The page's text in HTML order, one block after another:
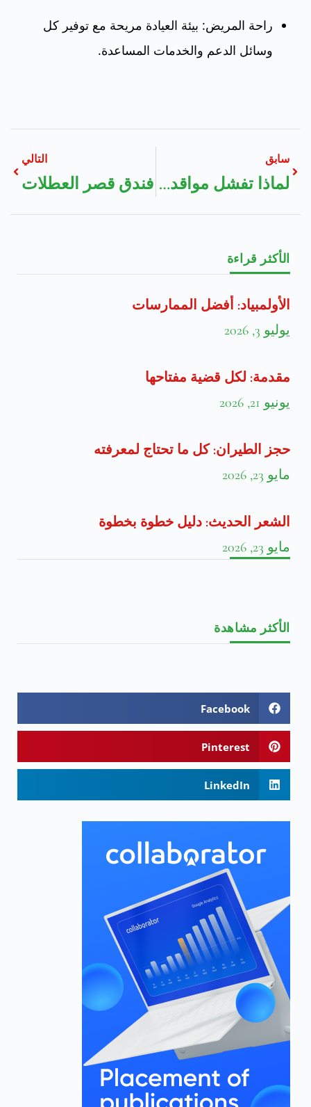
راحة المريض: بيئة العيادة مريحة مع توفير كل
وسائل الدعم والخدمات المساعدة.
سابق
لماذا تفشل مواقد الغاز في البقاء مشتعلة
التالي
فندق قصر العطلات
الأكثر قراءة
الأولمبياد: أفضل الممارسات
يوليو 3, 2026
مقدمة: لكل قضية مفتاحها
يونيو 21, 2026
حجز الطيران: كل ما تحتاج لمعرفته
مايو 23, 2026
الشعر الحديث: دليل خطوة بخطوة
مايو 23, 2026
الأكثر مشاهدة
Facebook
Pinterest
LinkedIn